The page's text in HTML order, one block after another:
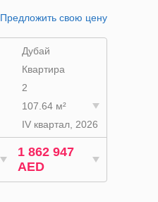
Предложить свою цену
Дубай
Квартира
2
107.64 м²
IV квартал, 2026
1 862 947
AED